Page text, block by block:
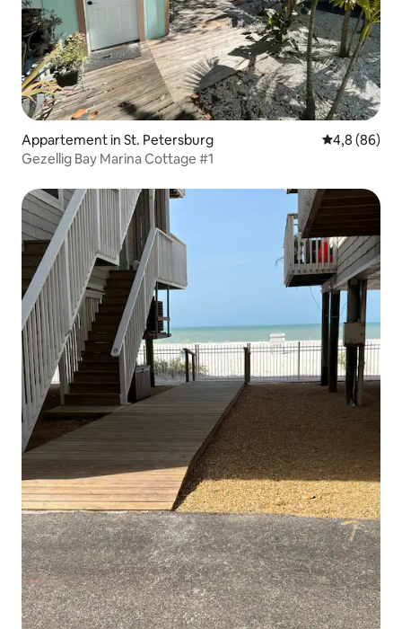
Appartement in St. Petersburg Gemiddelde
4,8 (86)
Gezellig Bay Marina Cottage #1